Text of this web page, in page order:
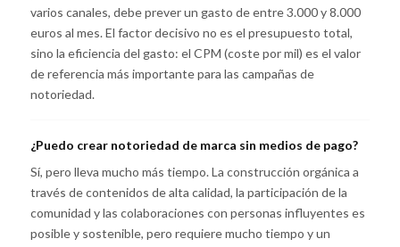
varios canales, debe prever un gasto de entre 3.000 y 8.000
euros al mes. El factor decisivo no es el presupuesto total,
sino la eficiencia del gasto: el CPM (coste por mil) es el valor
de referencia más importante para las campañas de
notoriedad.
¿Puedo crear notoriedad de marca sin medios de pago?
Sí, pero lleva mucho más tiempo. La construcción orgánica a
través de contenidos de alta calidad, la participación de la
comunidad y las colaboraciones con personas influyentes es
posible y sostenible, pero requiere mucho tiempo y un